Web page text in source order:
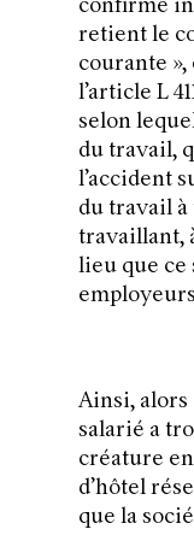
confirme
retient le
courante
l’article L
selon
du travail,
l’accident
du travail à
travaillant,
lieu que ce
Ainsi, alors
salarié a
créature
d’hôtel
que la